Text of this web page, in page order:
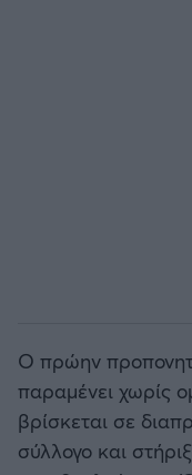
Ο πρώην
παραμένει χωρίς
βρίσκεται σε
σύλλογο και